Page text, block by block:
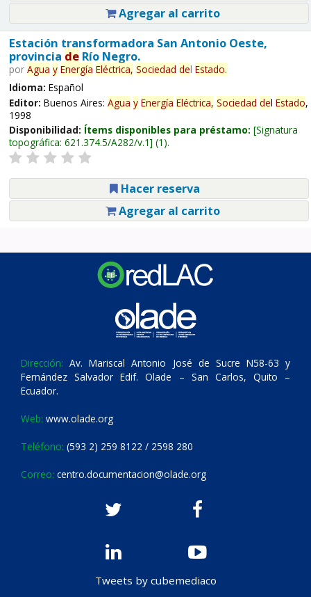
Agregar al carrito
Estación transformadora San Antonio Oeste,
provincia deRío Negro.
por Agua y Energía Eléctrica, Sociedad del Estado.
Idioma: Español
Editor: Buenos Aires: Agua y Energía Eléctrica, Sociedad del Estado,
1998
Disponibilidad: Ítems disponibles para préstamo: Signatura
topográfica: 621.374.5/A282/v.1 (1).
Hacer reserva
Agregar al carrito
Dirección: Av. Mariscal Antonio José de Sucre N58-63 y
Fernández Salvador Edif. Olade – San Carlos, Quito –
Ecuador.
Web: www.olade.org
Teléfono: (593 2) 259 8122 / 2598 280
Correo: centro.documentacion@olade.org
Tweets by cubemediaco